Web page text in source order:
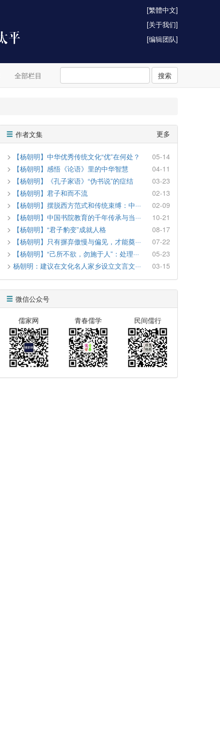
[繁體中文]
[关于我们]
[编辑团队]
全部栏目 搜索
作者文集 更多
【杨朝明】中华优秀传统文化“优”在何处？
05-14
【杨朝明】感悟《论语》里的中华智慧
04-11
【杨朝明】《孔子家语》“伪书说”的症结
03-23
【杨朝明】君子和而不流
02-13
【杨朝明】摆脱西方范式和传统束缚：中···
02-09
【杨朝明】中国书院教育的千年传承与当···
10-21
【杨朝明】“君子豹变”成就人格
08-17
【杨朝明】只有摒弃傲慢与偏见，才能奠···
07-22
【杨朝明】“己所不欲，勿施于人”：处理···
05-23
杨朝明：建议在文化名人家乡设立文言文···
03-15
微信公众号
儒家网 青春儒学 民间儒行